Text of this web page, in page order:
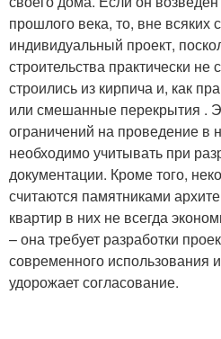
прошлого века, то, вне всяких
индивидуальный проект,
строительства практически
строились из кирпича и, как
или смешанные перекрытия .
ограничений на проведение в
необходимо учитывать при
документации. Кроме того,
считаются памятниками
квартир в них не всегда
– она требует разработки
современного использования
удорожает согласование.